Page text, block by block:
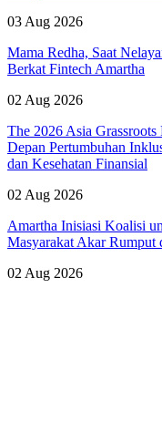
03 Aug 2026
Mama Redha, Saat
Berkat Fintech Amartha
02 Aug 2026
The 2026 Asia
Depan Pertumbuhan
dan Kesehatan Finansial
02 Aug 2026
Amartha Inisiasi Koalisi
Masyarakat Akar Rumput
02 Aug 2026